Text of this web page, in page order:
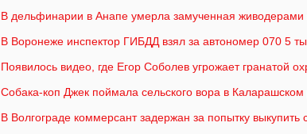
В дельфинарии в Анапе умерла замученная
В Воронеже инспектор ГИБДД взял за автономер 070 5
Появилось видео, где Егор Соболев угрожает гранатой
Собака-коп Джек поймала сельского вора в
В Волгограде коммерсант задержан за попытку выкупить